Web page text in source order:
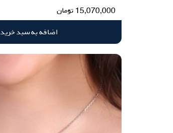
15,070,000 تومان
اضافه به سبد خرید